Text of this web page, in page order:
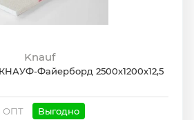
Knauf
Файерборд 2500х1200х12,5
ОПТ Выгодно